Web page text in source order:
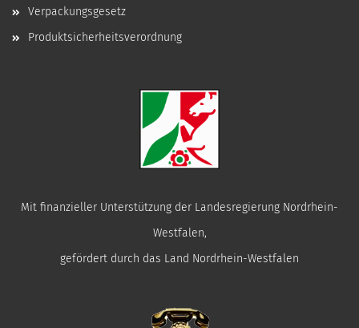
Verpackungsgesetz
Produktsicherheitsverordnung
Mit finanzieller Unterstützung der Landesregierung Nordrhein-
Westfalen,
gefördert durch das Land Nordrhein-Westfalen